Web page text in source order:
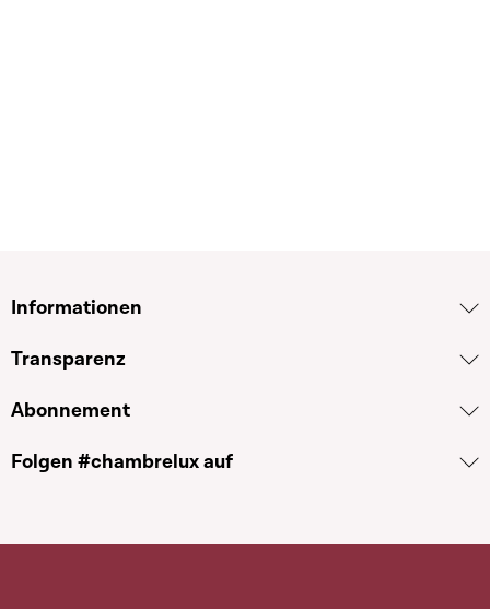
Informationen
Transparenz
Abonnement
Folgen #chambrelux auf